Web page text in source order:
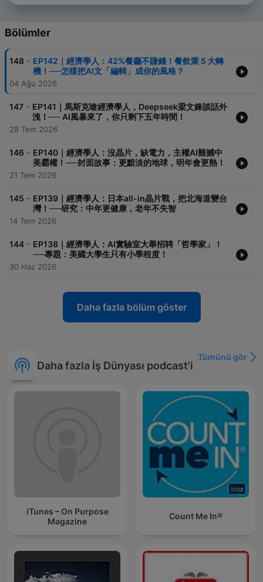
Bölümler
148 - EP142｜經濟學人：42%餐廳不賺錢！餐飲業５大轉
機！──怎樣把AI文「編輯」成你的風格？
04 Ağu 2026
147 - EP141｜馬斯克嗆經濟學人，Deepseek梁文鋒談話外
洩！── AI風暴來了，你只剩下五年時間！
28 Tem 2026
146 - EP140｜經濟學人：沒晶片，缺電力，主權AI難撼中
美霸權！──封面故事：更黯淡的地球，明年會更熱！
21 Tem 2026
145 - EP139｜經濟學人：日本all-in晶片戰，把北海道變台
灣！──研究：中年更健康，老年不失智
14 Tem 2026
144 - EP138｜經濟學人：AI實驗室大舉招聘「哲學家」！
──專題：美國大學生只有小學程度！
30 Haz 2026
Daha fazla bölüm göster
Daha fazla İş Dünyası podcast'i
Tümünü gör
iTunes – On Purpose
Magazine
Count Me In®